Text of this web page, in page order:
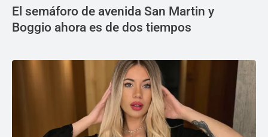
El semáforo de avenida San Martin y
Boggio ahora es de dos tiempos